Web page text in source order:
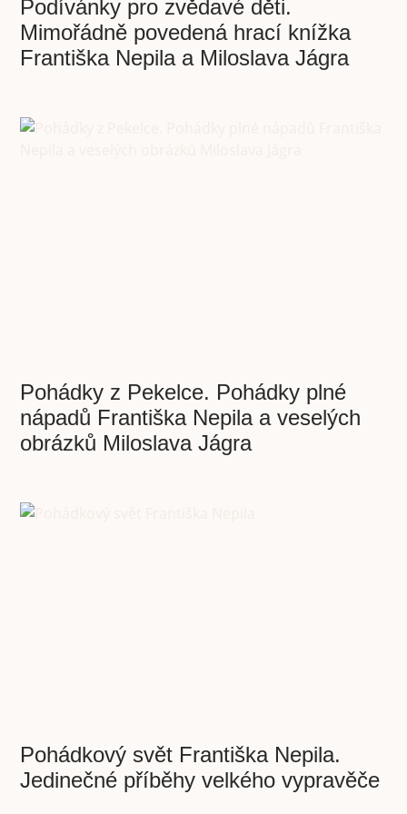
Podívánky pro zvědavé děti.
Mimořádně povedená hrací knížka
Františka Nepila a Miloslava Jágra
Pohádky z Pekelce. Pohádky plné
nápadů Františka Nepila a veselých
obrázků Miloslava Jágra
Pohádkový svět Františka Nepila.
Jedinečné příběhy velkého vypravěče